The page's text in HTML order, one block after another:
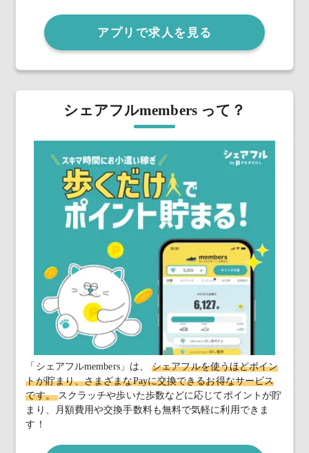
アプリで求人を見る
シェアフルmembers って？
「シェアフルmembers」は、シェアフルを使うほどポイン
トが貯まり、さまざまなPayに交換できるお得なサービス
です。スクラッチや歩いた歩数などに応じてポイントが貯
まり、月額費用や交換手数料も無料で気軽に利用できま
す！